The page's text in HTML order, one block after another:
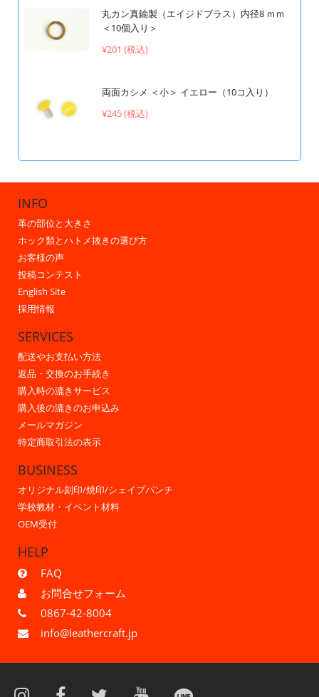
丸カン真鍮製（エイジドブラス）内径8 ｍｍ
＜10個入り＞
¥201 (税込)
両面カシメ ＜小＞ イエロー（10コ入り）
¥245 (税込)
INFO
革の部位と大きさ
ホック類とハトメ抜きの選び方
お客様の声
投稿コンテスト
English Site
採用情報
SERVICES
配送やお支払い方法
返品・交換のお手続き
購入時の漉きサービス
購入後の漉きのお申込み
メールマガジン
特定商取引法の表示
BUSINESS
オリジナル刻印/焼印/シェイプパンチ
学校教材・イベント材料
OEM受付
HELP
FAQ
お問合せフォーム
0867-42-8004
info@leathercraft.jp